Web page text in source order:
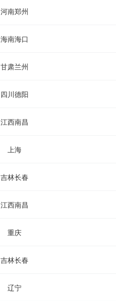
河南郑州
海南海口
甘肃兰州
四川德阳
江西南昌
上海
吉林长春
江西南昌
重庆
吉林长春
辽宁